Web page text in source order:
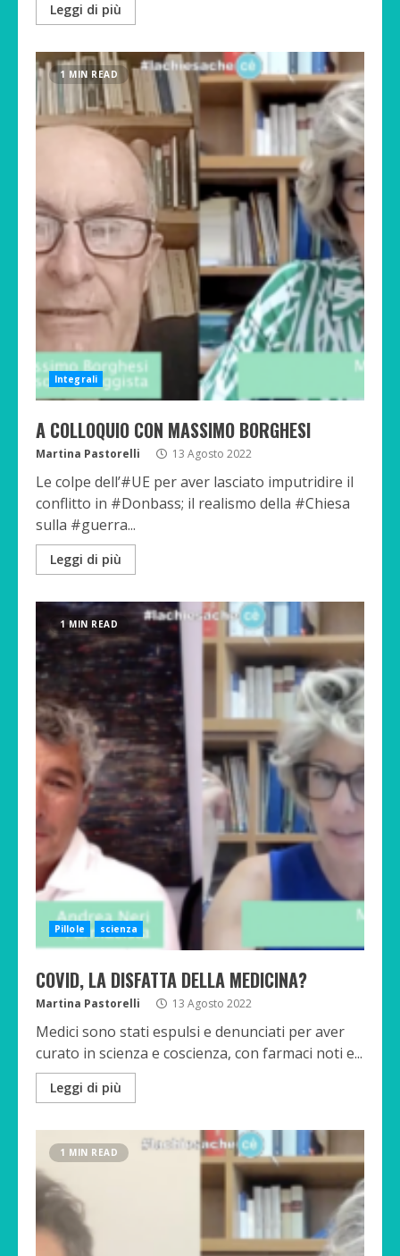
Leggi di più
1 MIN READ
Integrali
A COLLOQUIO CON MASSIMO BORGHESI
Martina Pastorelli 13 Agosto 2022
Le colpe dell’#UE per aver lasciato imputridire il
conflitto in #Donbass; il realismo della #Chiesa
sulla #guerra...
Leggi di più
1 MIN READ
Pillole scienza
COVID, LA DISFATTA DELLA MEDICINA?
Martina Pastorelli 13 Agosto 2022
Medici sono stati espulsi e denunciati per aver
curato in scienza e coscienza, con farmaci noti e...
Leggi di più
1 MIN READ